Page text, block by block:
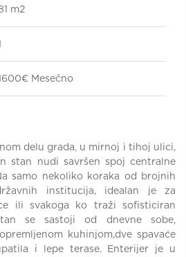
m2
Mesečno
delu grada, u mirnoj i tihoj ulici,
stan nudi savršen spoj centralne
samo nekoliko koraka od brojnih
institucija, idealan je za
ili svakoga ko traži sofisticiran
se sastoji od dnevne sobe,
kuhinjom,dve spavaće
i lepe terase. Enterijer je u